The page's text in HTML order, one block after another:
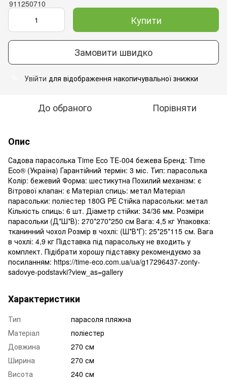
Купити
Замовити швидко
Увійти для відображення накопичувальної знижки
До обраного Порівняти
Опис
Садова парасолька Time Eco TE-004 бежева Бренд: Time
Eco® (Україна) Гарантійний термін: 3 міс. Тип: парасолька
Колір: бежевий Форма: шестикутна Похилий механізм: є
Вітрової клапан: є Матеріал спиць: метал Матеріал
парасольки: поліестер 180G PE Стійка парасольки: метал
Кількість спиць: 6 шт. Діаметр стійки: 34/36 мм. Розміри
парасольки (Д*Ш*В): 270*270*250 см Вага: 4,5 кг Упаковка:
тканинний чохол Розмір в чохлі: (Ш*В*Г): 25*25*115 см. Вага
в чохлі: 4,9 кг Підставка під парасольку не входить у
комплект. Підібрати хорошу підставку рекомендуємо за
посиланням: https://time-eco.com.ua/ua/g17296437-zonty-
sadovye-podstavki?view_as=gallery
Характеристики
Тип
парасоля пляжна
Матеріал
поліестер
Довжина
270 см
Ширина
270 см
Висота
240 см